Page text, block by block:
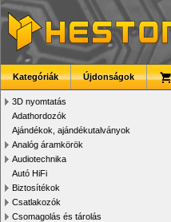
Kategóriák Újdonságok
3D nyomtatás
Adathordozók
Ajándékok, ajándékutalványok
Analóg áramkörök
Audiotechnika
Autó HiFi
Biztosítékok
Csatlakozók
Csomagolás és tárolás